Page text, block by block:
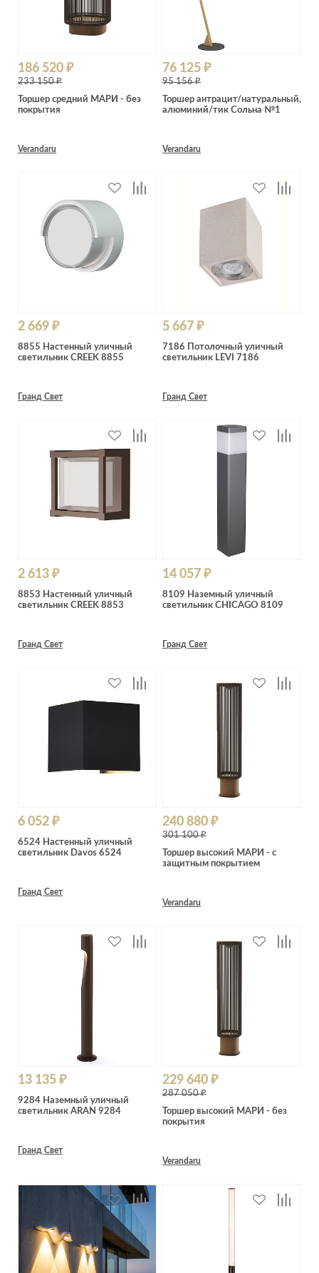
186 520 ₽
233 150 ₽
Торшер средний МАРИ - без
покрытия
Verandaru
76 125 ₽
95 156 ₽
Торшер антрацит/натуральный,
алюминий/тик Сольна №1
Verandaru
2 669 ₽
8855 Настенный уличный
светильник CREEK 8855
Гранд Свет
5 667 ₽
7186 Потолочный уличный
светильник LEVI 7186
Гранд Свет
2 613 ₽
8853 Настенный уличный
светильник CREEK 8853
Гранд Свет
14 057 ₽
8109 Наземный уличный
светильник CHICAGO 8109
Гранд Свет
6 052 ₽
6524 Настенный уличный
светильник Davos 6524
Гранд Свет
240 880 ₽
301 100 ₽
Торшер высокий МАРИ - с
защитным покрытием
Verandaru
13 135 ₽
9284 Наземный уличный
светильник ARAN 9284
Гранд Свет
229 640 ₽
287 050 ₽
Торшер высокий МАРИ - без
покрытия
Verandaru